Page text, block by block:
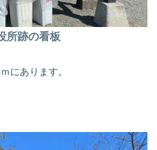
所跡の看板
にあります。